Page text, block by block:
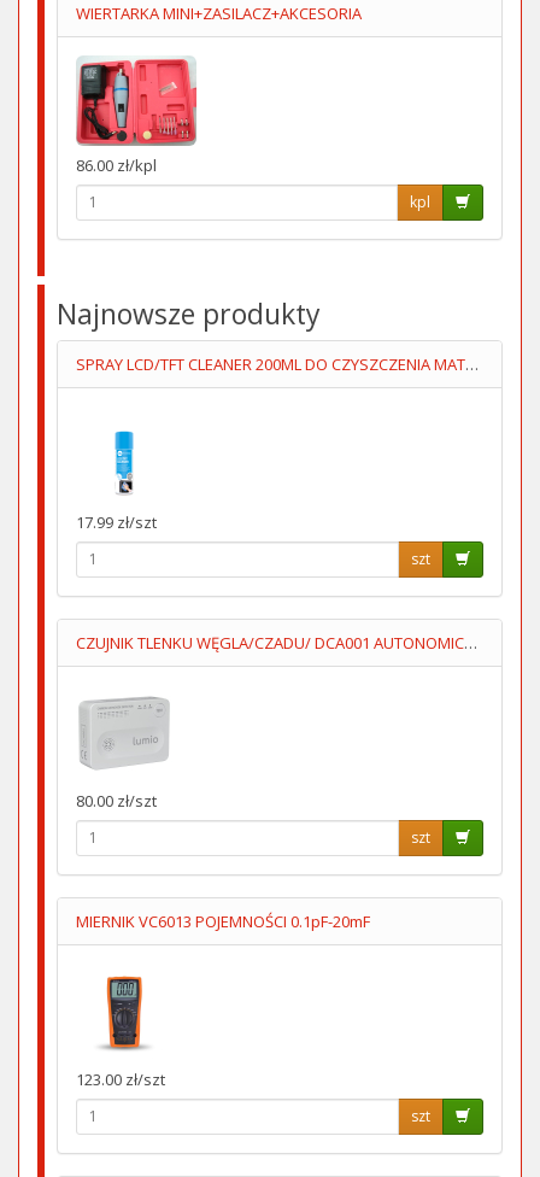
WIERTARKA MINI+ZASILACZ+AKCESORIA
86.00 zł/kpl
kpl
Najnowsze produkty
SPRAY LCD/TFT CLEANER 200ML DO CZYSZCZENIA MATRYC LCD/TFT
17.99 zł/szt
szt
CZUJNIK TLENKU WĘGLA/CZADU/ DCA001 AUTONOMICZNY 3XAA LUMIO
80.00 zł/szt
szt
MIERNIK VC6013 POJEMNOŚCI 0.1pF-20mF
123.00 zł/szt
szt